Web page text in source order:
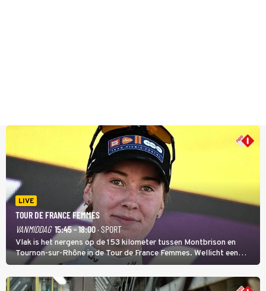
LIVE
TOUR DE FRANCE FEMMES
VANMIDDAG 15:45 - 18:00· SPORT
Vlak is het nergens op de 153 kilometer tussen Montbrison en
Tournon-sur-Rhône in de Tour de France Femmes. Wellicht een
kans voor Nienke Vinke, die vorig jaar de witte trui won.